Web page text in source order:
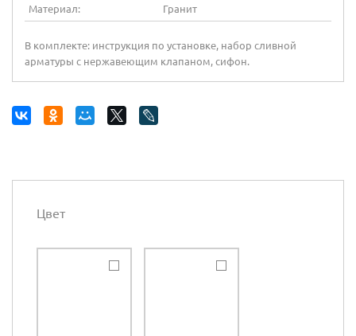
Материал:
Гранит
В комплекте: инструкция по установке, набор сливной
арматуры с нержавеющим клапаном, сифон.
Цвет